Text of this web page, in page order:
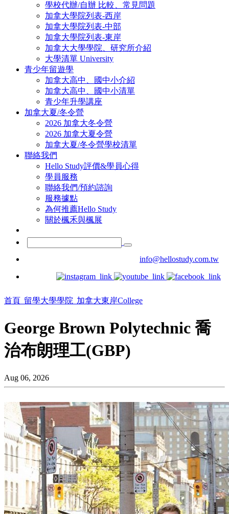
學校代辦/自辦 比較、常見問題
加拿大學院列表-西岸
加拿大學院列表-中部
加拿大學院列表-東岸
加拿大大學學院、研究所介紹
大學清單 University
青少年留遊學
加拿大高中、國中小介紹
加拿大高中、國中小清單
青少年升學講座
加拿大夏/冬令營
2026 加拿大冬令營
2026 加拿大夏令營
加拿大夏/冬令營學校清單
聯絡我們
Hello Study評價&學員心得
學員服務
聯絡我們/預約諮詢
服務據點
為何推薦Hello Study
關於楓禾與楓展
info@hellostudy.com.tw
首頁 留學大學學院 加拿大東岸College
George Brown Polytechnic 喬
治布朗理工(GBP)
Aug 06, 2026